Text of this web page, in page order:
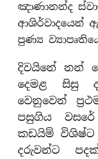
ඤාණානන්ද
ආශිර්වාදයෙන්
පුණ්‍ය
දිවයිනේ නන්
දෙමළ සිසු
වෙනුවෙන්
පසුගිය වසරේ
කඩයිම් විශිෂ්ට
දරුවන්ට